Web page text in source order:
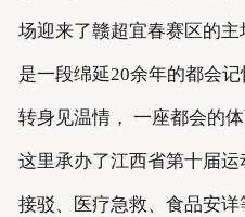
场迎来了赣超宜春赛区的主
是一段绵延20余年的都会
转身见温情， 一座都会的体
这里承办了江西省第十届
接驳、医疗急救、食品安